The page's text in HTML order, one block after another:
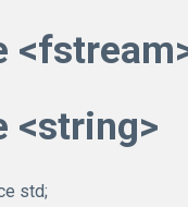
<string>
std;